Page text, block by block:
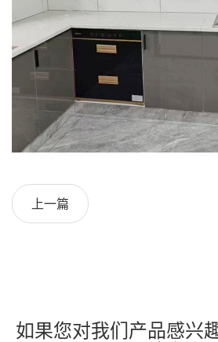
上一篇
如果您对我们产品感兴